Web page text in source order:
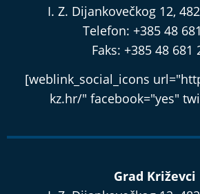
I. Z. Dijankovečkog 12,
Telefon: +385 48
Faks: +385 48 681
[weblink_social_icons
kz.hr/" facebook="yes"
Grad Križevci